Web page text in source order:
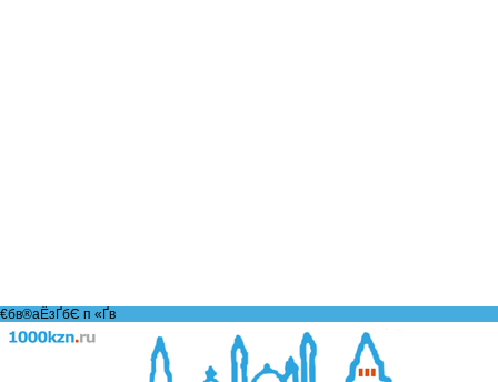
€бв®аЁзҐбЄ п «Ґ­в